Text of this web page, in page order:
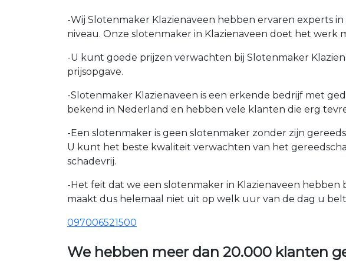
-Wij Slotenmaker Klazienaveen hebben ervaren experts
niveau. Onze slotenmaker in Klazienaveen doet het werk
-U kunt goede prijzen verwachten bij Slotenmaker
prijsopgave.
-Slotenmaker Klazienaveen is een erkende bedrijf met
bekend in Nederland en hebben vele klanten die erg
-Een slotenmaker is geen slotenmaker zonder zijn
U kunt het beste kwaliteit verwachten van het
schadevrij.
-Het feit dat we een slotenmaker in Klazienaveen
maakt dus helemaal niet uit op welk uur van de dag u
097006521500
We hebben meer dan 20.000 klanten